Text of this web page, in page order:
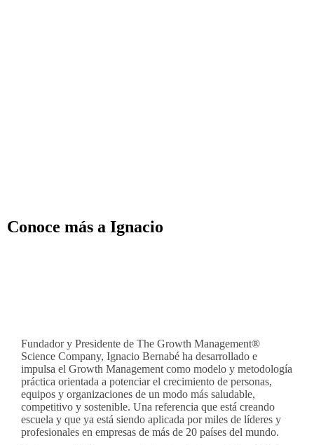
Conoce más a Ignacio
Fundador y Presidente de The Growth Management®
Science Company, Ignacio Bernabé ha desarrollado e
impulsa el Growth Management como modelo y metodología
práctica orientada a potenciar el crecimiento de personas,
equipos y organizaciones de un modo más saludable,
competitivo y sostenible. Una referencia que está creando
escuela y que ya está siendo aplicada por miles de líderes y
profesionales en empresas de más de 20 países del mundo.